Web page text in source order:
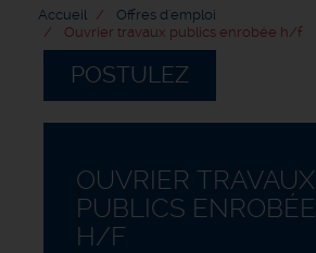
Accueil
Offres d'emploi
Ouvrier travaux publics enrobée h/f
POSTULEZ
OUVRIER TRAVAUX
PUBLICS ENROBÉE
H/F